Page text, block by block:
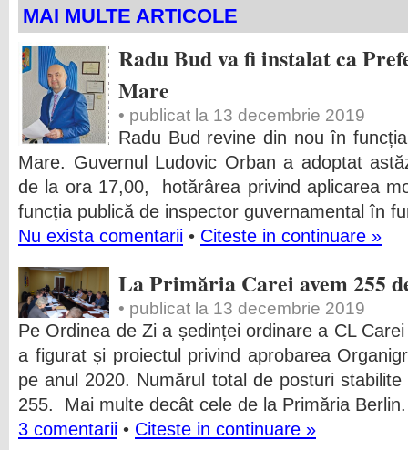
MAI MULTE ARTICOLE
Radu Bud va fi instalat ca
Mare
• publicat la 13 decembrie 2019
Radu Bud revine din nou în
Mare. Guvernul Ludovic Orban a adoptat
de la ora 17,00, hotărârea privind aplicarea
funcția publică de inspector guvernamental în
Nu exista comentarii • Citeste in continuare »
La Primăria Carei avem 255
• publicat la 13 decembrie 2019
Pe Ordinea de Zi a ședinței ordinare a CL
a figurat și proiectul privind aprobarea
pe anul 2020. Numărul total de posturi
255. Mai multe decât cele de la Primăria Berlin.
3 comentarii • Citeste in continuare »